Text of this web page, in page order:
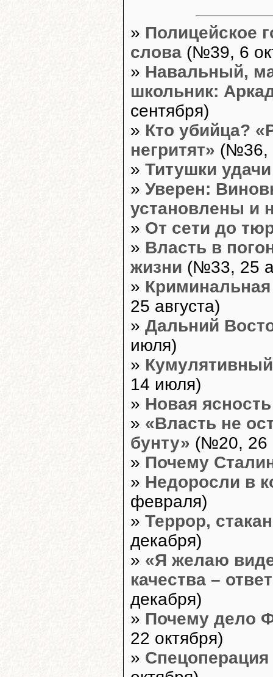
» Полицейское
слова (№39, 6
» Навальный,
школьник:
сентября)
» Кто убийца?
негритят» (№36,
» Титушки удачи
» Уверен:
установлены и
» От сети до
» Власть в
жизни (№33, 25
»
25 августа)
» Дальний
июля)
»
14 июля)
» Новая ясность
» «Власть не
бунту» (№20, 26
» Почему
» Недоросли в
февраля)
» Террор,
декабря)
» «Я желаю
качества –
декабря)
» Почему дело
22 октября)
»